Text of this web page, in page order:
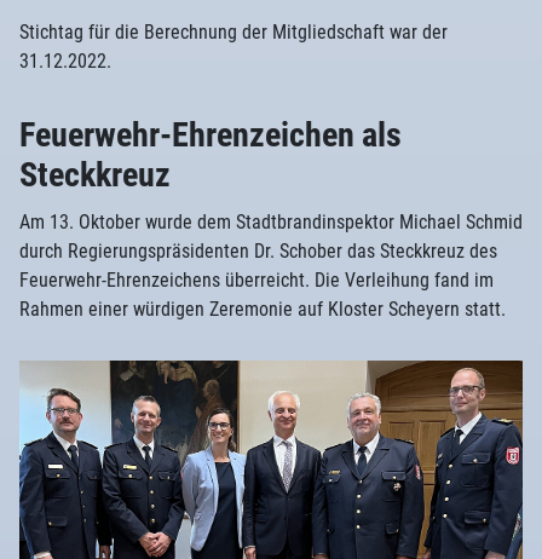
Stichtag für die Berechnung der Mitgliedschaft war der
31.12.2022.
Feuerwehr-Ehrenzeichen als
Steckkreuz
Am 13. Oktober wurde dem Stadtbrandinspektor Michael Schmid
durch Regierungspräsidenten Dr. Schober das Steckkreuz des
Feuerwehr-Ehrenzeichens überreicht. Die Verleihung fand im
Rahmen einer würdigen Zeremonie auf Kloster Scheyern statt.